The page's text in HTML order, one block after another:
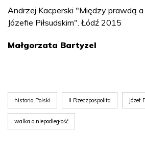
Andrzej Kacperski "Między prawdą
Józefie Piłsudskim". Łódź 2015
Małgorzata Bartyzel
historia Polski II Rzeczpospolita Józef
walka o niepodległość